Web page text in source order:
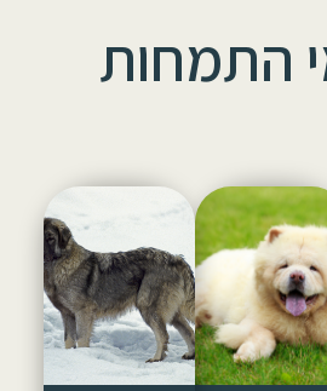
התמחות